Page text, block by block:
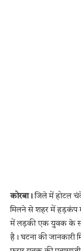
कोरबा। जिले में होटल
मिलने से शहर में हड़कंप
में लड़की एक युवक के
है। घटना की जानकारी